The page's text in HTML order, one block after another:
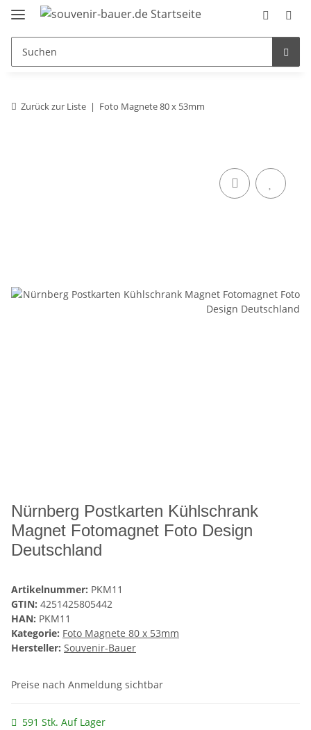
Zurück zur Liste Foto Magnete 80 x 53mm
Nürnberg Postkarten Kühlschrank
Magnet Fotomagnet Foto Design
Deutschland
Artikelnummer: PKM11
GTIN: 4251425805442
HAN: PKM11
Kategorie: Foto Magnete 80 x 53mm
Hersteller: Souvenir-Bauer
Preise nach Anmeldung sichtbar
591 Stk. Auf Lager